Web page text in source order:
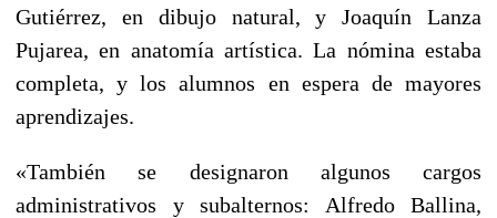
Gutiérrez, en dibujo natural, y Joaquín Lanza
Pujarea, en anatomía artística. La nómina estaba
completa, y los alumnos en espera de mayores
aprendizajes.
«También se designaron algunos cargos
administrativos y subalternos: Alfredo Ballina,